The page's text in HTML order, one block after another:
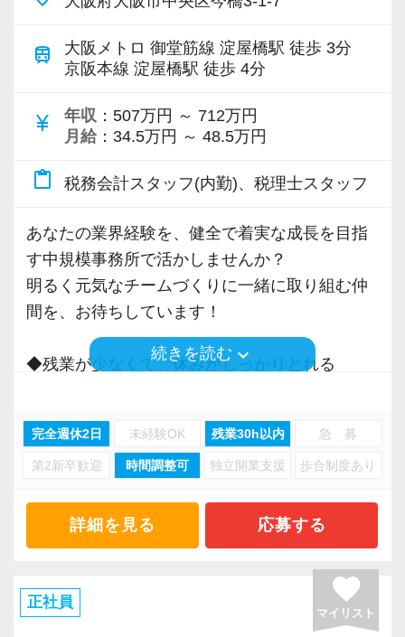
当する「スペシャリスト」や「スタープレイヤ
ー」として活躍。
当として対応。
・組織再編や事業承継対策の提案、DD業務など
のスポット業務をチームの主担当として対応。
【職場の雰囲気・環境】
従業員同士の仲が良く、とても和気あいあいと
しています！わからないことがあれば気軽に質
問や相談ができる環境です(^ ^)
平均年齢は33歳と、税理士事務所（会計事務
また、「報われないを終わらせる」をキャッチ
制度を採用。20代で年収1,000万円、30代で年
収2,000万円を達成している税理士・税理士補助
その他、有休消化率は100％を推奨。最高の職場
万円+平均インセンティブ月額19.2万円）
1040万円／36歳／入社5年目／業界歴10年目／
50万円+平均インセンティブ月額36.7万円）
1,390万円／28歳／入社3年目／業界歴5年目／
顧問件数27件／年間顧問売上3,000万円（月給
月額10万円）
1,580万円／40歳／入社7年目／業界歴12年／顧
問件数32件／年間顧問売上3,700万円（月給50
万円+平均インセンティブ月額61.7万円+管理職
手当月額20万円）
す。
【例】業界経験3年の方が入社した場合
◆入社1年目（年収700万円前後）
・プレイヤーとしてスキルアップに励む。
・個人事業主や年商3億円未満のスタートアップ
◆月給（Bパターン）
定残業代13万円を含む）
・試用期間中：35万円〜50万円以上（基本給
25.9万円〜37万円以上。45時間分の固定残業代
9.1万円〜13万円以上を含む）
※固定残業代は月の残業が45時間に達しない場
※試用期間の給与は現職給与を考慮。直近3ヶ月
の平均月給（残業代含む）が50万円以上の場
合、原則50万円以上でスタート。該当者は面接
時に直近3ヶ月間の給与明細の提示必須。
※平均残業時間：月20時間
※「経験者」の定義は「税理士資格の有無は問
◆インセンティブ制度（Bパターン）
業界経験のある転職者は全員が前職以上の年収
を実現中！（2025年実績）
以下のインセンティブ制度を設定
売上額：25万円超～50万円/月の部分の20％〜
◆いつでも相談OK！教育は2名体制 + 議論を交
新人スタッフは「教育担当」と「マネージャ
ー」の2名がメインでサポート。
さらに、業務で何か専門的な疑問が出てきた際
は、チームの垣根を越えてオフィスメンバー全
員が自身の得意分野の知見を出し合あって議論
を交わすなど、「全員で成長していこう」とい
う風土が根付いています。
その他、業務だけでなく些細な悩みも気軽に相
「前職以上の年収保証」or「業界最高水準のイ
ンセンティブ制度」
ります。
【Aパターン】
月給+賞与+随時昇給
train
大阪メトロ 御堂筋線 淀屋橋駅 徒歩 3分
京阪本線 淀屋橋駅 徒歩 4分
currency_yen 年収 ：507万円 ～ 712万円
月給 ：34.5万円 ～ 48.5万円
content_paste 税務会計スタッフ(内勤)、税理士スタッフ
あなたの業界経験を、健全で着実な成長を目指
す中規模事務所で活かしませんか？
明るく元気なチームづくりに一緒に取り組む仲
間を、お待ちしています！
◆残業が少なくて、休みがしっかりとれる
内勤中心
◆研修制度とサポート面談・評価制度で成長を
長く勤めるなら、そんな職場で、お仕事しませ
なぜ、そのような体制での運営を進めているの
続きを読む keyboard_arrow_down
完全週休2日 未経験OK 残業30h以内 急 募
第2新卒歓迎 時間調整可 独立開業支援 歩合制度あり
詳細を見る 応募する
正社員 favorite
マイリスト